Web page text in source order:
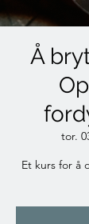
Å
tor.
Et kurs for å